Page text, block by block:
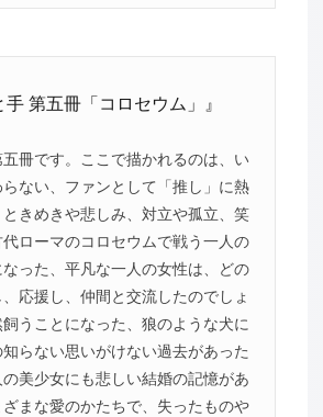
手 第五冊「コロセウム」』
冊です。ここで描かれるのは、い
ない、ファンとして「推し」に熱
きめきや悲しみ、対立や孤立、笑
ローマのコロセウムで戦う一人の
った、平凡な一人の女性は、どの
応援し、仲間と交流したのでしょ
うことになった、狼のような犬に
らない思いがけない過去があった
の美少女にも悲しい結婚の記憶があ
ざまな愛のかたちで、失ったものや